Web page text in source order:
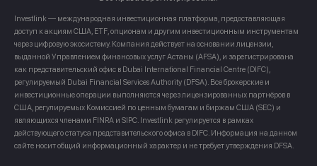
Investlink — международная инвестиционная платформа, предоставляющая
доступ к акциям США, ETF, опционам и другим инвестиционным инструментам
через цифровую экосистему. Компания действует на основании лицензии,
выданной Управлением финансовых услуг Астаны (AFSA), и зарегистрирована
как представительский офис в Dubai International Financial Centre (DIFC),
регулируемый Dubai Financial Services Authority (DFSA). Все брокерские и
инвестиционные операции выполняются через лицензированных партнёров в
США, регулируемых Комиссией по ценным бумагам и биржам США (SEC) и
являющихся членами FINRA и SIPC. Investlink регулируется в рамках
действующего статуса представительского офиса в DIFC. Информация на данном
сайте носит общий информационный характер и не требует утверждения DFSA.